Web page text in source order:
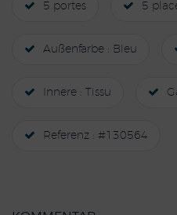
5 portes 5
Außenfarbe : Bleu
Innere : Tissu
Referenz : #130564